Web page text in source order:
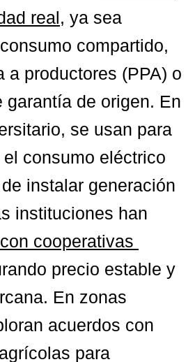
real, ya sea
compartido,
a productores (PPA) o
garantía de origen. En
se usan para
consumo eléctrico
instalar generación
instituciones han
cooperativas
precio estable y
En zonas
acuerdos con